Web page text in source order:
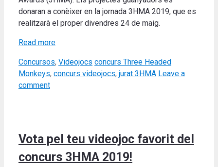
donaran a conèixer en la jornada 3HMA 2019, que es
realitzarà el proper divendres 24 de maig.
Read more
Categories
Concursos, Videojocs Tags
concurs Three Headed
Monkeys, concurs videojocs, jurat 3HMA Leave a
comment
Vota pel teu videojoc favorit del
concurs 3HMA 2019!